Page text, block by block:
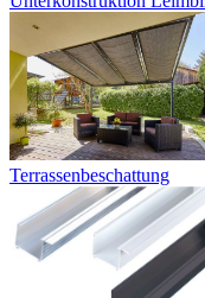
Terrassenbeschattung